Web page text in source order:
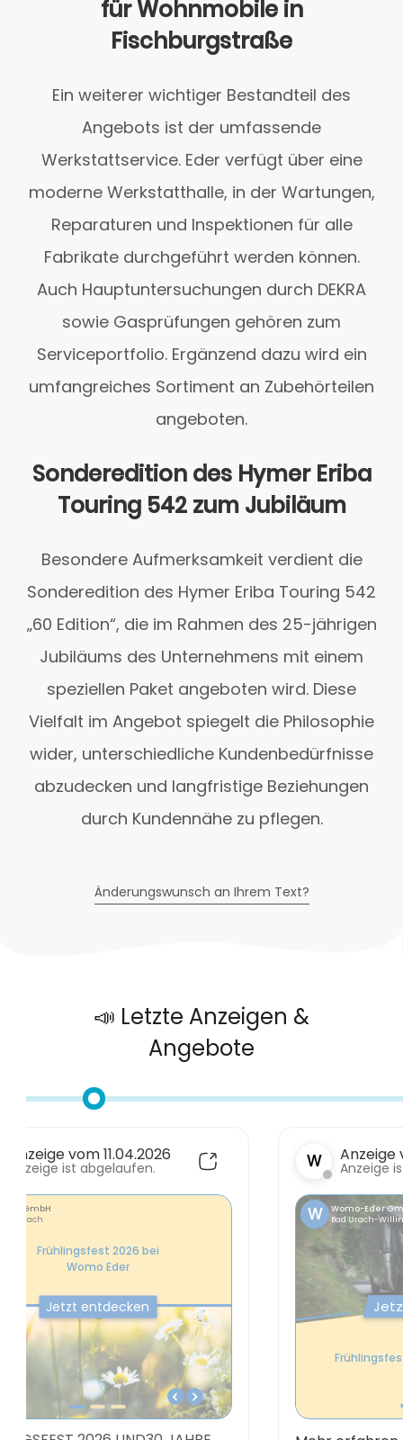
für Wohnmobile in
Fischburgstraße
Ein weiterer wichtiger Bestandteil des
Angebots ist der umfassende
Werkstattservice. Eder verfügt über eine
moderne Werkstatthalle, in der Wartungen,
Reparaturen und Inspektionen für alle
Fabrikate durchgeführt werden können.
Auch Hauptuntersuchungen durch DEKRA
sowie Gasprüfungen gehören zum
Serviceportfolio. Ergänzend dazu wird ein
umfangreiches Sortiment an Zubehörteilen
angeboten.
Sonderedition des Hymer Eriba
Touring 542 zum Jubiläum
Besondere Aufmerksamkeit verdient die
Sonderedition des Hymer Eriba Touring 542
„60 Edition“, die im Rahmen des 25-jährigen
Jubiläums des Unternehmens mit einem
speziellen Paket angeboten wird. Diese
Vielfalt im Angebot spiegelt die Philosophie
wider, unterschiedliche Kundenbedürfnisse
abzudecken und langfristige Beziehungen
durch Kundennähe zu pflegen.
Änderungswunsch an Ihrem Text?